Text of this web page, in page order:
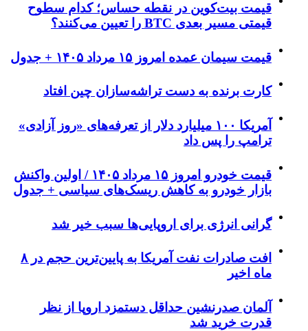
قیمت بیت‌کوین در نقطه حساس؛ کدام سطوح
قیمتی مسیر بعدی BTC را تعیین می‌کنند؟
قیمت سیمان عمده امروز ۱۵ مرداد ۱۴۰۵ + جدول
کارت برنده به دست تراشه‌سازان چین افتاد
آمریکا ۱۰۰ میلیارد دلار از تعرفه‌های «روز آزادی»
ترامپ را پس داد
قیمت خودرو امروز ۱۵ مرداد ۱۴۰۵ / اولین واکنش
بازار خودرو به کاهش ریسک‌های سیاسی + جدول
گرانی انرژی برای اروپایی‌ها سبب خیر شد
افت صادرات نفت آمریکا به پایین‌ترین حجم در ۸
ماه اخیر
آلمان صدرنشین حداقل دستمزد اروپا از نظر
قدرت خرید شد